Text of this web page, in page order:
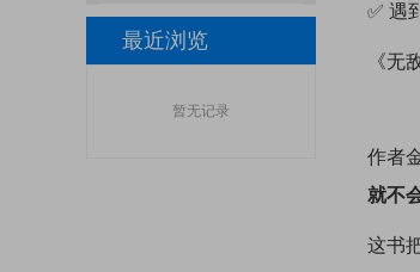
最近浏览
暂无记录
✅ 遇
《无
作者
就不
这书